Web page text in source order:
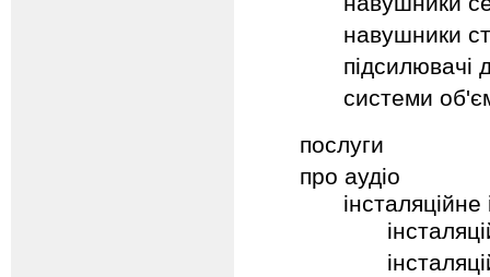
навушники
підсилювачі
системи
послуги
про аудіо